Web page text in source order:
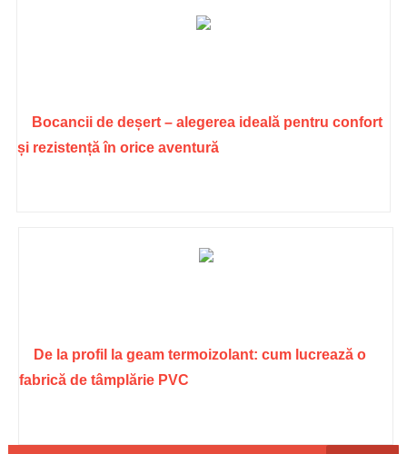
Bocancii de deșert – alegerea ideală pentru confort
și rezistență în orice aventură
De la profil la geam termoizolant: cum lucrează o
fabrică de tâmplărie PVC